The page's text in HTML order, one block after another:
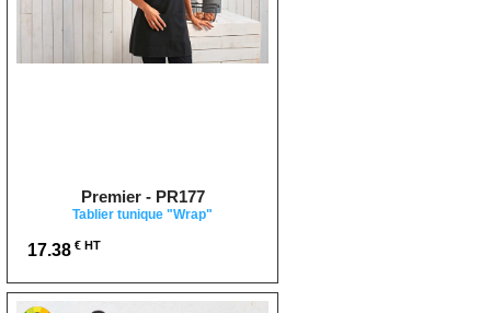
Premier - PR177
Tablier tunique "Wrap"
17.38 € HT